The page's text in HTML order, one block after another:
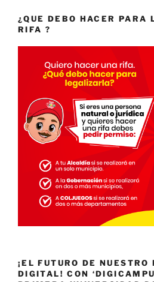
¿QUE DEBO HACER PARA
RIFA ?
¡EL FUTURO DE NUESTRO
DIGITAL! CON